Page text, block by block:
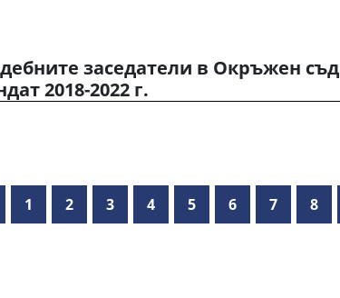
заседатели в Окръжен съд
2018-2022 г.
1 2 3 4 5 6 7 8